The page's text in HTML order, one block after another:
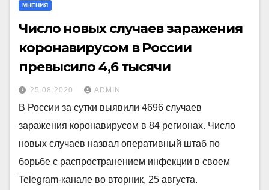
МНЕНИЯ
Число новых случаев заражения
коронавирусом в России
превысило 4,6 тысячи
25.08.2020 ADMIN
В России за сутки выявили 4696 случаев
заражения коронавирусом в 84 регионах. Число
новых случаев назвал оперативный штаб по
борьбе с распространением инфекции в своем
Telegram-канале во вторник, 25 августа.